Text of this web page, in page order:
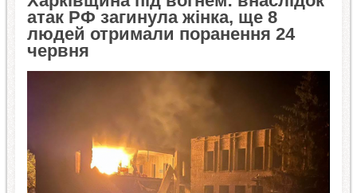
атак РФ загинула жінка, ще 8
людей отримали поранення 24
червня